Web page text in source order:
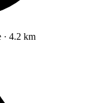
· 4.2 km